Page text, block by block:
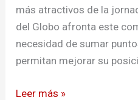
más atractivos de la
del Globo afronta este
necesidad de sumar
permitan mejorar su
Leer más »